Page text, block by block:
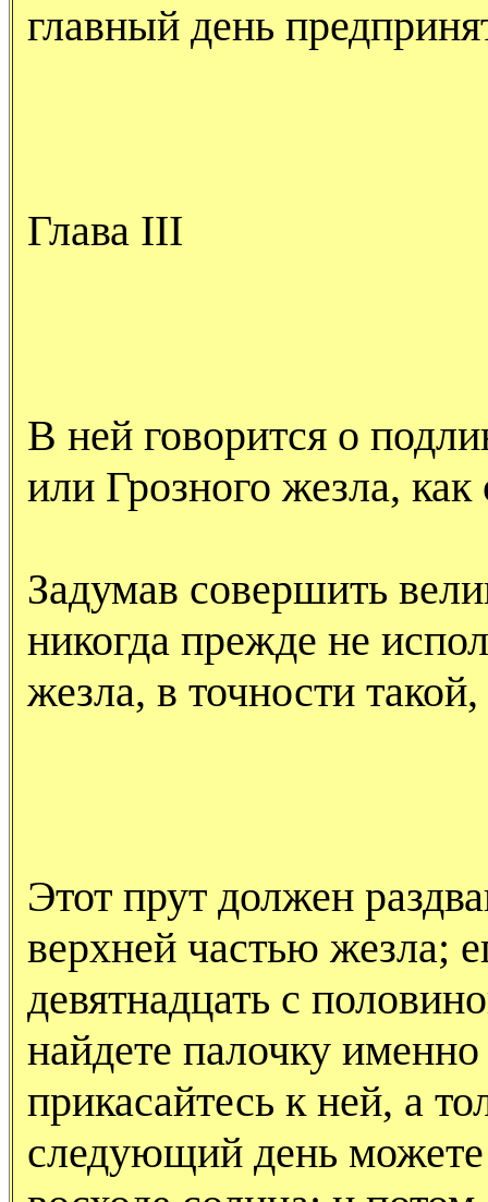
главный день
Глава III
В ней говорится о
или Грозного жезла,
Задумав совершить
никогда прежде не
жезла, в точности
Этот прут должен
верхней частью жезла;
девятнадцать с
найдете палочку
прикасайтесь к ней, а
следующий день можете